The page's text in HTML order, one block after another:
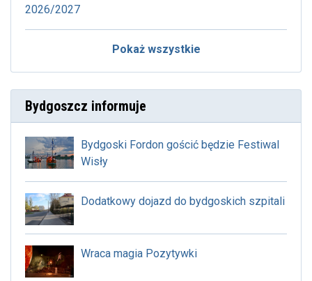
2026/2027
Pokaż wszystkie
Bydgoszcz informuje
Bydgoski Fordon gościć będzie Festiwal
Wisły
Dodatkowy dojazd do bydgoskich szpitali
Wraca magia Pozytywki